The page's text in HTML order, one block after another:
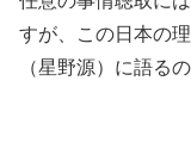
すが、この日本の
（星野源）に語る